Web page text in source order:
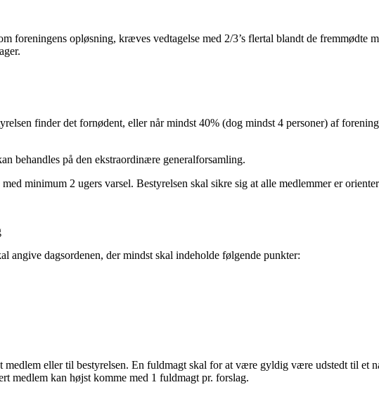
foreningens opløsning, kræves vedtagelse med 2/3’s flertal blandt de fremmødte
finder det fornødent, eller når mindst 40% (dog mindst 4 personer) af
behandles på den ekstraordinære generalforsamling.
minimum 2 ugers varsel. Bestyrelsen skal sikre sig at alle medlemmer er
angive dagsordenen, der mindst skal indeholde følgende punkter:
medlem eller til bestyrelsen. En fuldmagt skal for at være gyldig være udstedt til et
medlem kan højst komme med 1 fuldmagt pr. forslag.